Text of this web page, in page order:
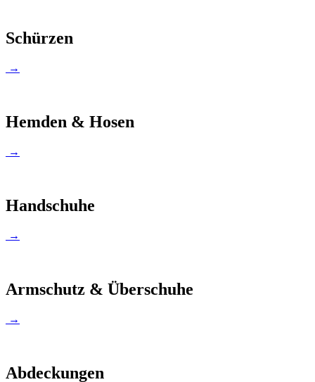
Schürzen
→
Hemden & Hosen
→
Handschuhe
→
Armschutz & Überschuhe
→
Abdeckungen